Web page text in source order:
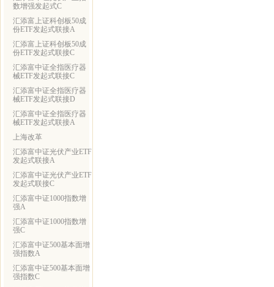
数增强发起式C
汇添富上证科创板50成
份ETF发起式联接A
汇添富上证科创板50成
份ETF发起式联接C
汇添富中证全指医疗器
械ETF发起式联接C
汇添富中证全指医疗器
械ETF发起式联接D
汇添富中证全指医疗器
械ETF发起式联接A
上海改革
汇添富中证光伏产业ETF
发起式联接A
汇添富中证光伏产业ETF
发起式联接C
汇添富中证1000指数增
强A
汇添富中证1000指数增
强C
汇添富中证500基本面增
强指数A
汇添富中证500基本面增
强指数C